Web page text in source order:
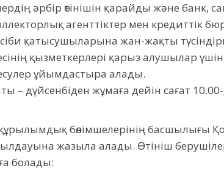
әрбір өтінішін қарайды және
агенттіктер мен кредиттік
қатысушыларына жан-жақты
қызметкерлері қарыз алушылар
ұйымдастыра алады.
– дүйсенбіден жұмаға дейін сағат
бөлімшелерінің басшылығы
жазыла алады. Өтініш
болады: